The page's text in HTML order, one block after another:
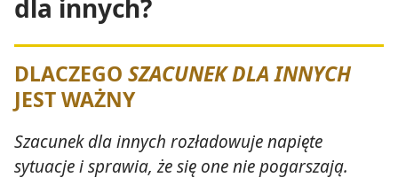
dla innych?
DLACZEGO SZACUNEK DLA INNYCH
JEST WAŻNY
Szacunek dla innych rozładowuje napięte
sytuacje i sprawia, że się one nie pogarszają.